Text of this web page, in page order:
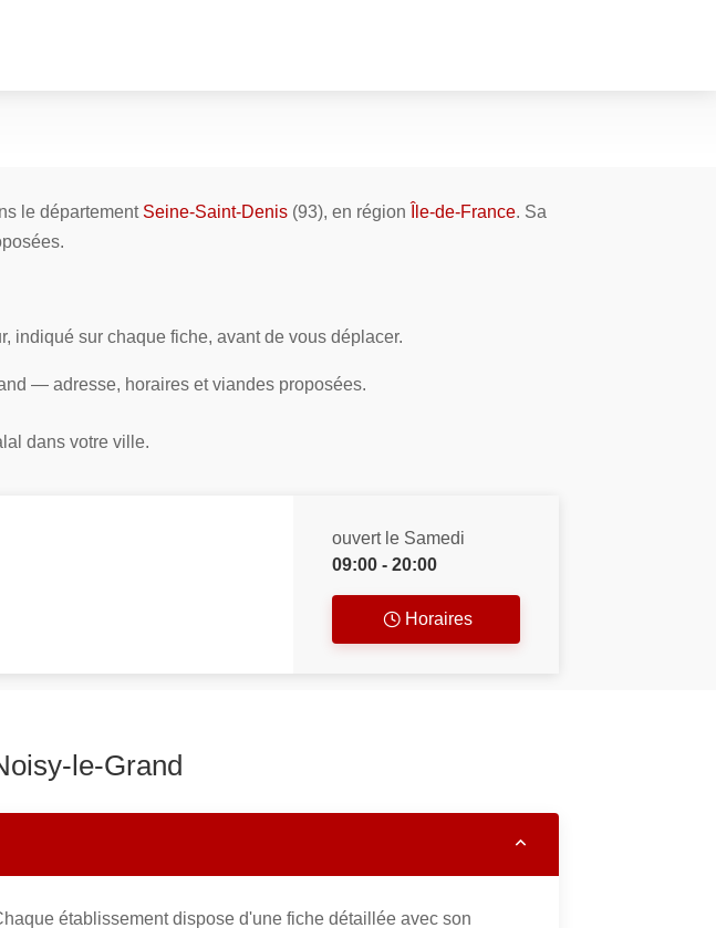
le département Seine-Saint-Denis (93), en région Île-de-France. Sa
indiqué sur chaque fiche, avant de vous déplacer.
— adresse, horaires et viandes proposées.
dans votre ville.
ouvert le Samedi
09:00 - 20:00
Horaires
le-Grand
établissement dispose d'une fiche détaillée avec son